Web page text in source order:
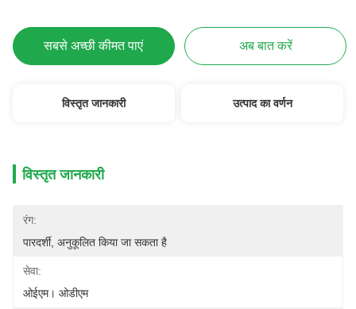
सबसे अच्छी कीमत पाएं अब बात करें
विस्तृत जानकारी उत्पाद का वर्णन
विस्तृत जानकारी
रंग:
पारदर्शी, अनुकूलित किया जा सकता है
सेवा:
ओईएम। ओडीएम